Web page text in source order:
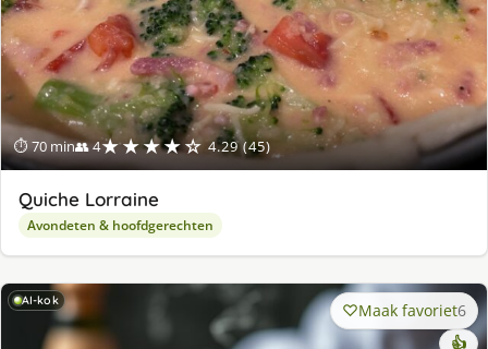
⏱ 70 min👥 4★★★★☆ 4.29 (45)
Quiche Lorraine
Avondeten & hoofdgerechten
AI-kok Maak favoriet6
👍